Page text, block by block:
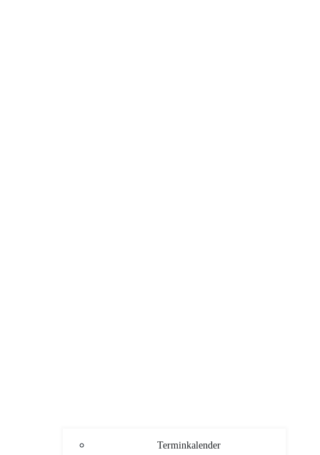
Terminkalender